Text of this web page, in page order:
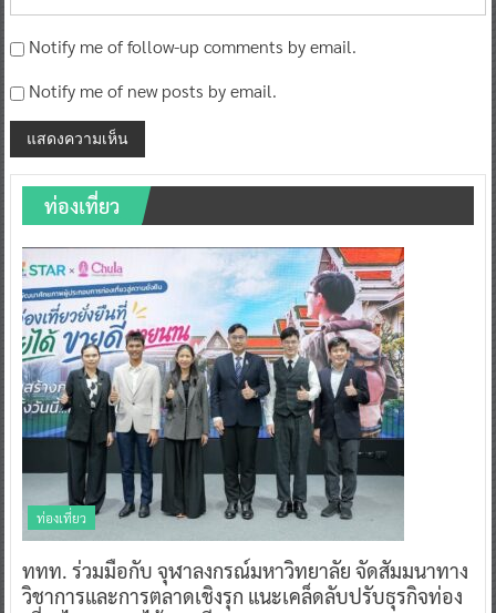
Notify me of follow-up comments by email.
Notify me of new posts by email.
ท่องเที่ยว
ท่องเที่ยว
ททท. ร่วมมือกับ จุฬาลงกรณ์มหาวิทยาลัย จัดสัมมนาทาง
วิชาการและการตลาดเชิงรุก แนะเคล็ดลับปรับธุรกิจท่อง